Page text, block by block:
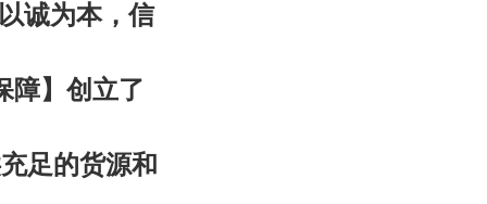
诚为本，信
障】创立了
足的货源和